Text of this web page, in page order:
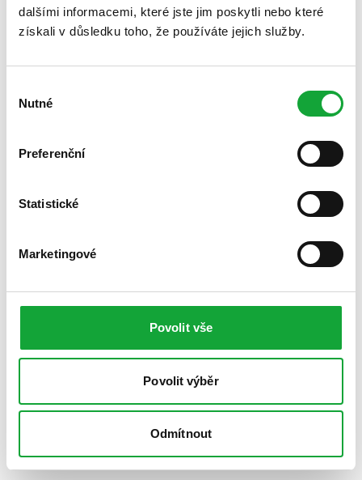
dalšími informacemi, které jste jim poskytli nebo které
získali v důsledku toho, že používáte jejich služby.
souhlasu
Nutné
Preferenční
Statistické
Marketingové
Povolit vše
Povolit výběr
Odmítnout